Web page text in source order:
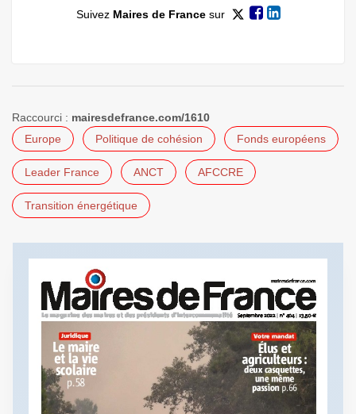
Suivez Maires de Francesur
Raccourci : mairesdefrance.com/1610
Europe
Politique de cohésion Fonds européens
Leader France ANCT AFCCRE
Transition énergétique